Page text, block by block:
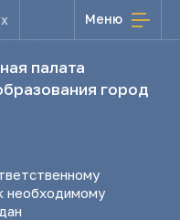
Меню
палата
город
необходимому